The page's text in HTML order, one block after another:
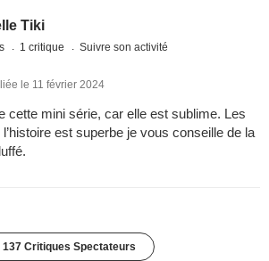
Tiki
1 critique Suivre son activité
le 11 février 2024
cette mini série, car elle est sublime. Les
est superbe je vous conseille de la
137 Critiques Spectateurs